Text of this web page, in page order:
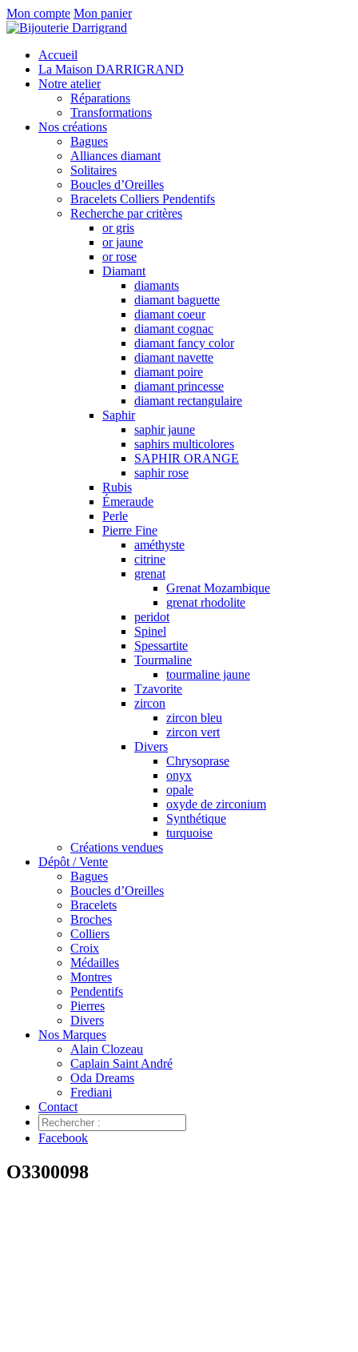
Mon compte Mon panier
Accueil
La Maison DARRIGRAND
Notre atelier
Réparations
Transformations
Nos créations
Bagues
Alliances diamant
Solitaires
Boucles d’Oreilles
Bracelets Colliers Pendentifs
Recherche par critères
or gris
or jaune
or rose
Diamant
diamants
diamant baguette
diamant coeur
diamant cognac
diamant fancy color
diamant navette
diamant poire
diamant princesse
diamant rectangulaire
Saphir
saphir jaune
saphirs multicolores
SAPHIR ORANGE
saphir rose
Rubis
Émeraude
Perle
Pierre Fine
améthyste
citrine
grenat
Grenat Mozambique
grenat rhodolite
peridot
Spinel
Spessartite
Tourmaline
tourmaline jaune
Tzavorite
zircon
zircon bleu
zircon vert
Divers
Chrysoprase
onyx
opale
oxyde de zirconium
Synthétique
turquoise
Créations vendues
Dépôt / Vente
Bagues
Boucles d’Oreilles
Bracelets
Broches
Colliers
Croix
Médailles
Montres
Pendentifs
Pierres
Divers
Nos Marques
Alain Clozeau
Caplain Saint André
Oda Dreams
Frediani
Contact
Facebook
O3300098